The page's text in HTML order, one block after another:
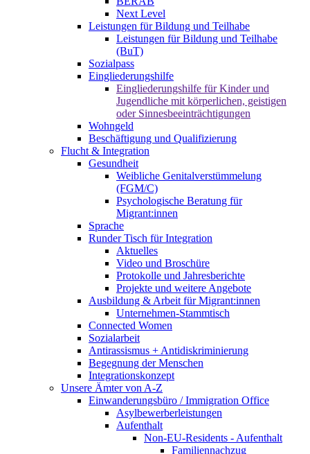
Next Level
Leistungen für Bildung und Teilhabe
Leistungen für Bildung und Teilhabe
(BuT)
Sozialpass
Eingliederungshilfe
Eingliederungshilfe für Kinder und
Jugendliche mit körperlichen, geistigen
oder Sinnesbeeinträchtigungen
Wohngeld
Beschäftigung und Qualifizierung
Flucht & Integration
Gesundheit
Weibliche Genitalverstümmelung
(FGM/C)
Psychologische Beratung für
Migrant:innen
Sprache
Runder Tisch für Integration
Aktuelles
Video und Broschüre
Protokolle und Jahresberichte
Projekte und weitere Angebote
Ausbildung & Arbeit für Migrant:innen
Unternehmen-Stammtisch
Connected Women
Sozialarbeit
Antirassismus + Antidiskriminierung
Begegnung der Menschen
Integrationskonzept
Unsere Ämter von A-Z
Einwanderungsbüro / Immigration Office
Asylbewerberleistungen
Aufenthalt
Non-EU-Residents - Aufenthalt
Familiennachzug